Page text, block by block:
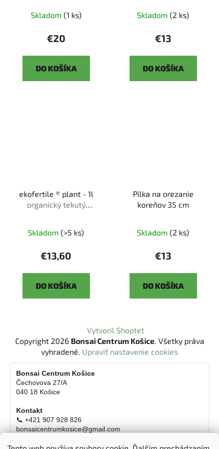
Skladom (1 ks)
€20
DO KOŠÍKA
Skladom (2 ks)
€13
DO KOŠÍKA
ekofertile ® plant - 1l
organický tekutý
Skladom (>5 ks)
€13,60
DO KOŠÍKA
Pílka na orezanie
koreňov 35 cm
Skladom (2 ks)
€13
DO KOŠÍKA
Vytvoril Shoptet
Copyright 2026 Bonsai Centrum Košice. Všetky práva
vyhradené. Upraviť nastavenie cookies
Bonsai Centrum Košice
Čechovova 27/A
040 18 Košice
Kontakt
📞 +421 907 928 826
bonsaicentrumkosice@gmail.com